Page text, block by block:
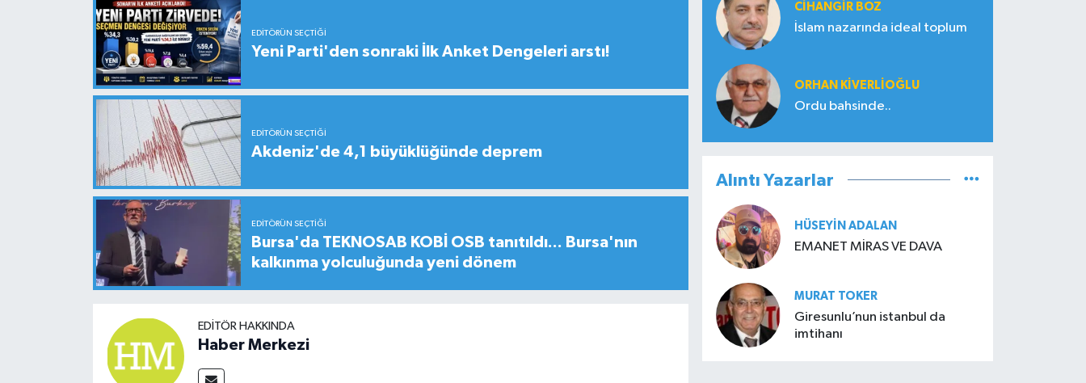
EDITÖRÜN SEÇTIĞI
Yeni Parti'den sonraki İlk Anket Dengeleri arstı!
EDITÖRÜN SEÇTIĞI
Akdeniz'de 4,1 büyüklüğünde deprem
EDITÖRÜN SEÇTIĞI
Bursa'da TEKNOSAB KOBİ OSB tanıtıldı... Bursa'nın
kalkınma yolculuğunda yeni dönem
EDITÖR HAKKINDA
Haber Merkezi
CIHANGIR BOZ
İslam nazarında ideal toplum
ORHAN KIVERLIOĞLU
Ordu bahsinde..
Alıntı Yazarlar
HÜSEYIN ADALAN
EMANET MİRAS VE DAVA
MURAT TOKER
Giresunlu’nun istanbul da
imtihanı